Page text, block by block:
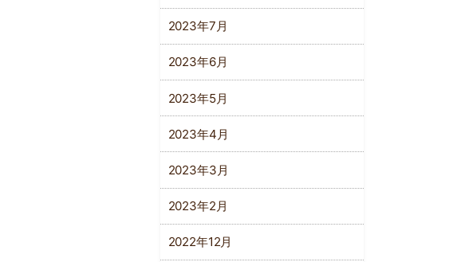
2023年7月
2023年6月
2023年5月
2023年4月
2023年3月
2023年2月
2022年12月